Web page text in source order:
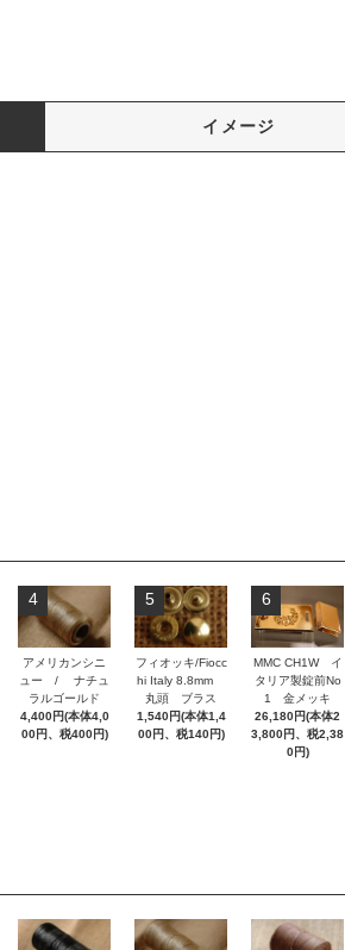
イメージ
4
アメリカンシニ
ュー / ナチュ
ラルゴールド
4,400円(本体4,0
00円、税400円)
5
フィオッキ/Fiocc
hi Italy 8.8mm
丸頭 ブラス
1,540円(本体1,4
00円、税140円)
6
MMC CH1W イ
タリア製錠前No
1 金メッキ
26,180円(本体2
3,800円、税2,38
0円)